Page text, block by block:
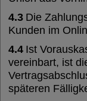
4.3 Die
Kunden im
4.4 Ist
vereinbart, ist
späteren